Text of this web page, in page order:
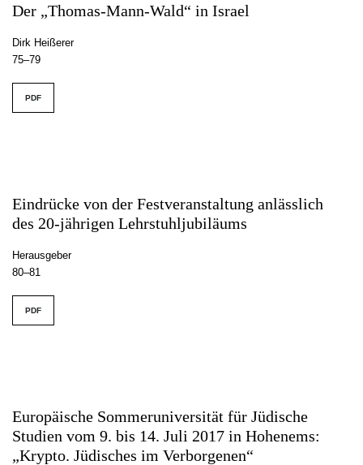
Der „Thomas-Mann-Wald“ in Israel
Dirk Heißerer
75–79
PDF
Eindrücke von der Festveranstaltung anlässlich
des 20-jährigen Lehrstuhljubiläums
Herausgeber
80–81
PDF
Europäische Sommeruniversität für Jüdische
Studien vom 9. bis 14. Juli 2017 in Hohenems:
„Krypto. Jüdisches im Verborgenen“